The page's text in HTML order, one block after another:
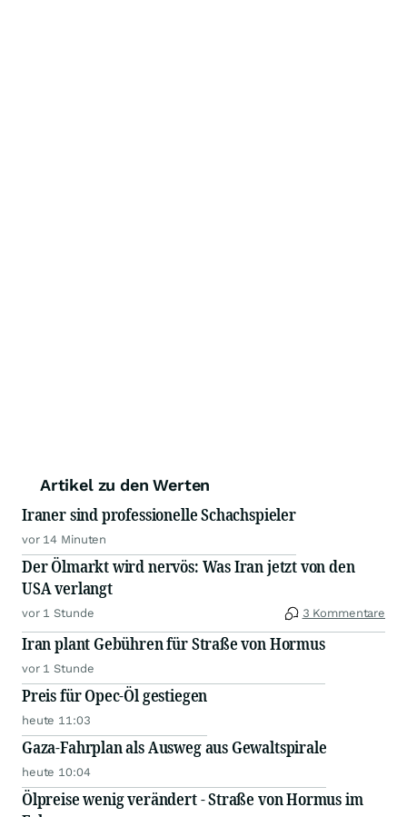
Artikel zu den Werten
Iraner sind professionelle Schachspieler
vor 14 Minuten
Der Ölmarkt wird nervös: Was Iran jetzt von den
USA verlangt
vor 1 Stunde 3 Kommentare
Iran plant Gebühren für Straße von Hormus
vor 1 Stunde
Preis für Opec-Öl gestiegen
heute 11:03
Gaza-Fahrplan als Ausweg aus Gewaltspirale
heute 10:04
Ölpreise wenig verändert - Straße von Hormus im